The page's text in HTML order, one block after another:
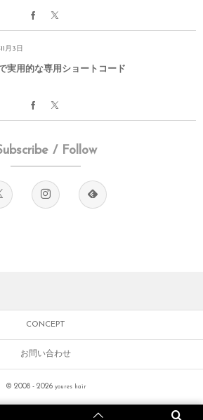
月3日
実用的な専用ショートコード
/ Follow
CONCEPT
お問い合わせ
© 2008 - 2026 youres hair